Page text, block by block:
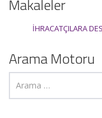
Makaleler
İHRACATÇILARA
Arama Motoru